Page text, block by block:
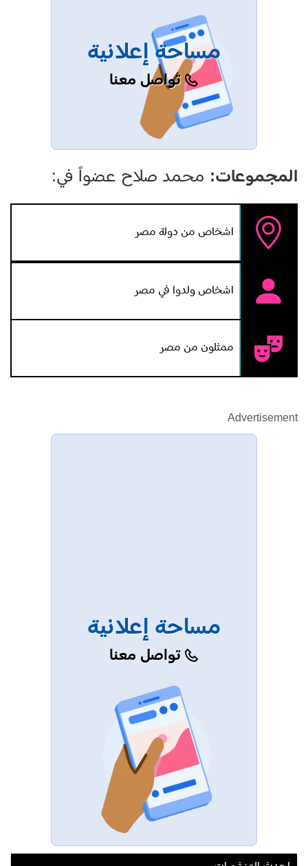
مساحة إعلانية
تواصل معنا
المجموعات: محمد صلاح عضواً في:
اشخاص من دولة مصر
اشخاص ولدوا في مصر
ممثلون من مصر
Advertisement
مساحة إعلانية
تواصل معنا